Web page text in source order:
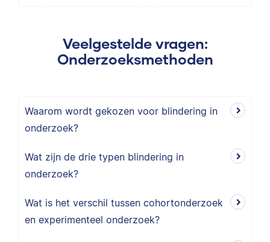
Veelgestelde vragen:
Onderzoeksmethoden
Waarom wordt gekozen voor blindering in
onderzoek?
Wat zijn de drie typen blindering in
onderzoek?
Wat is het verschil tussen cohortonderzoek
en experimenteel onderzoek?